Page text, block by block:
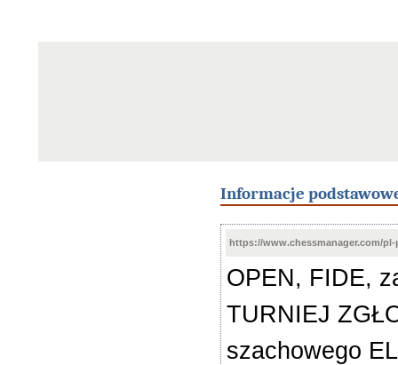
Informacje
https://www.chessmanager.com/pl-
OPEN, FIDE,
TURNIEJ
szachowego